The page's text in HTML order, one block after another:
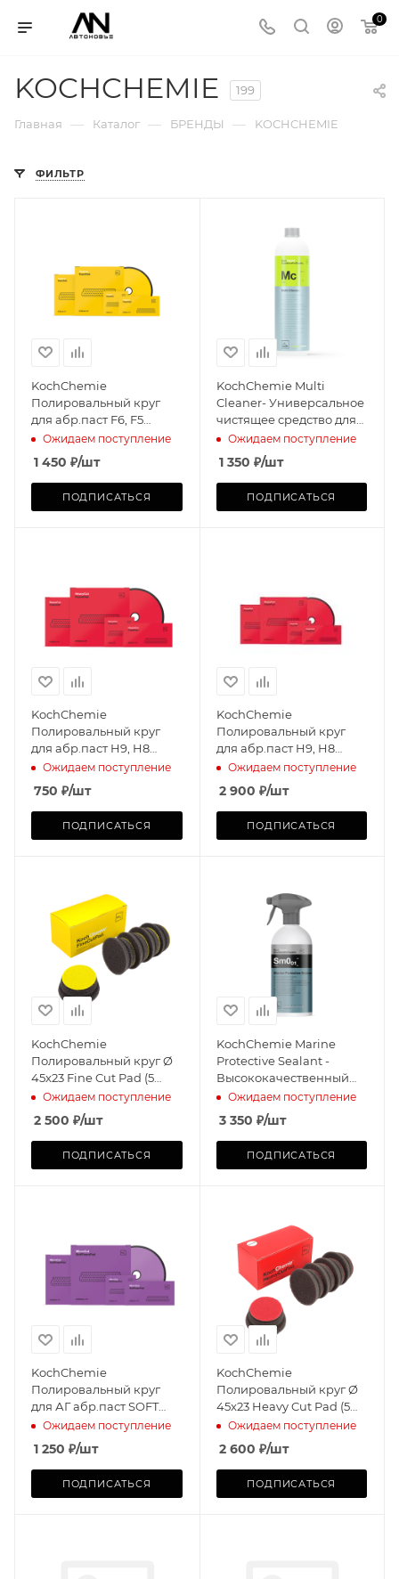
0
KOCHCHEMIE 199
Главная — Каталог — БРЕНДЫ — KOCHCHEMIE
ФИЛЬТР
KochChemie
Полировальный круг
для абр.паст F6, F5
Ø150х25мм
Ожидаем поступление
1 450 ₽/шт
ПОДПИСАТЬСЯ
KochChemie Multi
Cleaner- Универсальное
чистящее средство для
всех внутренних и
внешних поверхностей
Ожидаем поступление
1 350 ₽/шт
ПОДПИСАТЬСЯ
KochChemie
Полировальный круг
для абр.паст H9, H8
Ø76х25мм
Ожидаем поступление
750 ₽/шт
ПОДПИСАТЬСЯ
KochChemie
Полировальный круг
для абр.паст H9, H8
Ø45х25мм к-кт 5 шт
Ожидаем поступление
2 900 ₽/шт
ПОДПИСАТЬСЯ
KochChemie
Полировальный круг Ø
45x23 Fine Cut Pad (5
штук)
Ожидаем поступление
2 500 ₽/шт
ПОДПИСАТЬСЯ
KochChemie Marine
Protective Sealant -
Высококачественный
консервирующий спрей
для катеров, лодок
Ожидаем поступление
3 350 ₽/шт
ПОДПИСАТЬСЯ
KochChemie
Полировальный круг
для АГ абр.паст SOFT
M2.01, M2.02, P3
Ø126х25мм
Ожидаем поступление
1 250 ₽/шт
ПОДПИСАТЬСЯ
KochChemie
Полировальный круг Ø
45x23 Heavy Cut Pad (5
штук)
Ожидаем поступление
2 600 ₽/шт
ПОДПИСАТЬСЯ